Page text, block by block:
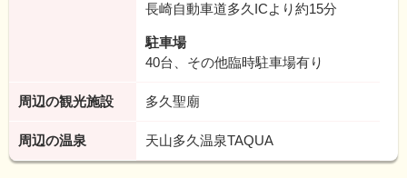
長崎自動車道多久ICより約15分
駐車場
40台、その他臨時駐車場有り
周辺の観光施設 多久聖廟
周辺の温泉 天山多久温泉TAQUA